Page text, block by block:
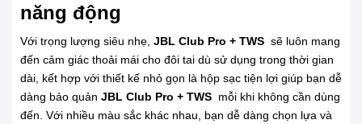
năng động
Với trọng lượng siêu nhẹ, JBL Club Pro + TWS sẽ luôn mang
đến cảm giác thoải mái cho đôi tai dù sử dụng trong thời gian
dài, kết hợp với thiết kế nhỏ gọn là hộp sạc tiện lợi giúp bạn dễ
dàng bảo quản JBL Club Pro + TWS mỗi khi không cần dùng
đến. Với nhiều màu sắc khác nhau, bạn dễ dàng chọn lựa và